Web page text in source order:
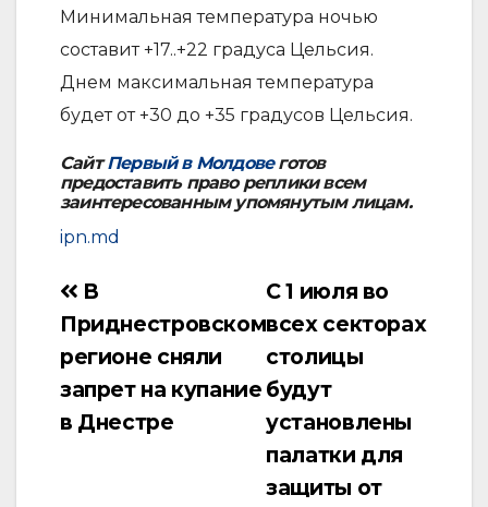
Минимальная температура ночью
составит +17..+22 градуса Цельсия.
Днем максимальная температура
будет от +30 до +35 градусов Цельсия.
СайтПервый в Молдовеготов
предоставить право реплики всем
заинтересованным упомянутым лицам.
ipn.md
Навигация
по
С 1 июля во
всех секторах
столицы
будут
установлены
палатки для
защиты от
В
Приднестровском
регионе сняли
запрет на купание
в Днестре